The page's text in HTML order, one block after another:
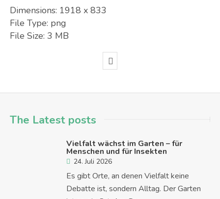
Dimensions: 1918 x 833
File Type: png
File Size: 3 MB
The Latest posts
Vielfalt wächst im Garten – für
Menschen und für Insekten
24. Juli 2026
Es gibt Orte, an denen Vielfalt keine
Debatte ist, sondern Alltag. Der Garten